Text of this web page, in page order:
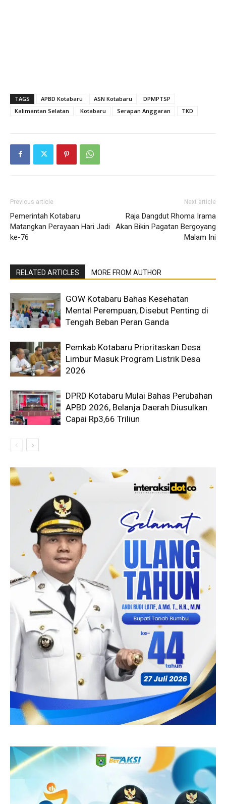
TAGS APBD Kotabaru ASN Kotabaru
DPMPTSP
Kalimantan Selatan
Kotabaru Serapan Anggaran TKD
Previous article
Pemerintah Kotabaru
Matangkan Perayaan Hari Jadi
ke-76
Next article
Raja Dangdut Rhoma Irama
Akan Bikin Pagatan Bergoyang
Malam Ini
RELATED ARTICLES MORE FROM AUTHOR
GOW Kotabaru Bahas Kesehatan
Mental Perempuan, Disebut Penting di
Tengah Beban Peran Ganda
Pemkab Kotabaru Prioritaskan Desa
Limbur Masuk Program Listrik Desa
2026
DPRD Kotabaru Mulai Bahas Perubahan
APBD 2026, Belanja Daerah Diusulkan
Capai Rp3,66 Triliun